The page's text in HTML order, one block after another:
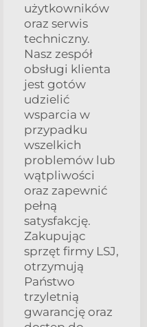
użytkowników
oraz serwis
techniczny.
Nasz zespół
obsługi klienta
jest gotów
udzielić
wsparcia w
przypadku
wszelkich
problemów lub
wątpliwości
oraz zapewnić
pełną
satysfakcję.
Zakupując
sprzęt firmy LSJ,
otrzymują
Państwo
trzyletnią
gwarancję oraz